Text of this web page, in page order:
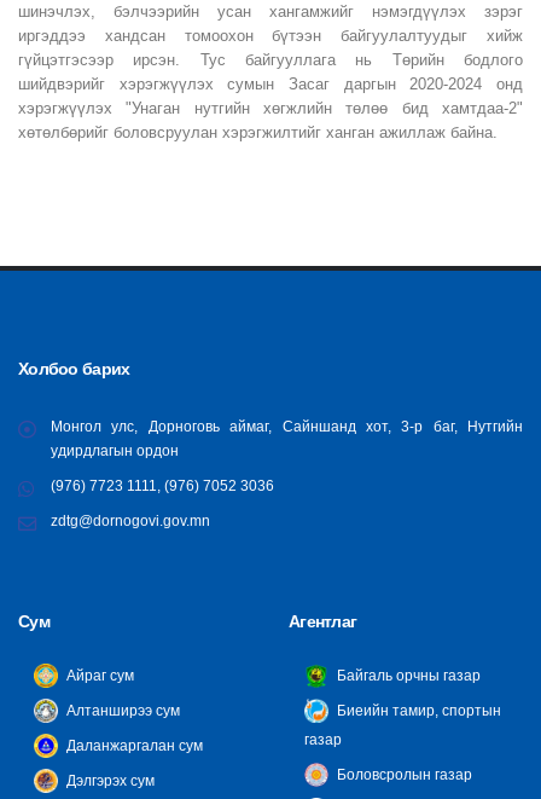
шинэчлэх, бэлчээрийн усан хангамжийг нэмэгдүүлэх зэрэг
иргэддээ хандсан томоохон бүтээн байгуулалтуудыг хийж
гүйцэтгэсээр ирсэн. Тус байгууллага нь Төрийн бодлого
шийдвэрийг хэрэгжүүлэх сумын Засаг даргын 2020-2024 онд
хэрэгжүүлэх "Унаган нутгийн хөгжлийн төлөө бид хамтдаа-2"
хөтөлбөрийг боловсруулан хэрэгжилтийг ханган ажиллаж байна.
Холбоо барих
Монгол улс, Дорноговь аймаг, Сайншанд хот, 3-р баг, Нутгийн
удирдлагын ордон
(976) 7723 1111, (976) 7052 3036
zdtg@dornogovi.gov.mn
Сум
Айраг сум
Алтанширээ сум
Даланжаргалан сум
Дэлгэрэх сум
Агентлаг
Байгаль орчны газар
Биеийн тамир, спортын
газар
Боловсролын газар